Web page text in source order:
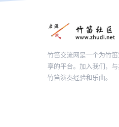
竹笛交流网是一个为竹
享的平台。加入我们，
竹笛演奏经验和乐曲。